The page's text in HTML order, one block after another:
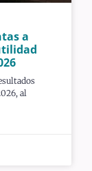
a
al